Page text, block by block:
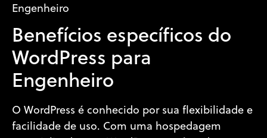
Engenheiro
Benefícios específicos do
WordPress para
Engenheiro
O WordPress é conhecido por sua flexibilidade e
facilidade de uso. Com uma hospedagem